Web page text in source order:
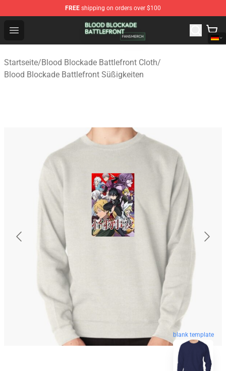
FREE shipping on orders over $100
Open menu
Blood Blockade Battlefront Shop - Official Blood
Startseite/Blood Blockade Battlefront Cloth/
Blood Blockade Battlefront Süßigkeiten
blank template